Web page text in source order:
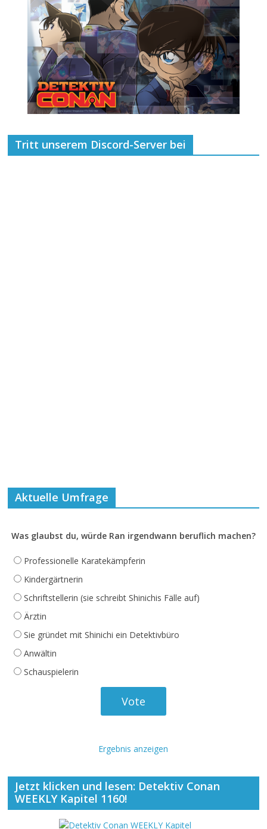
Tritt unserem Discord-Server bei
Aktuelle Umfrage
Was glaubst du, würde Ran irgendwann beruflich machen?
Professionelle Karatekämpferin
Kindergärtnerin
Schriftstellerin (sie schreibt Shinichis Fälle auf)
Ärztin
Sie gründet mit Shinichi ein Detektivbüro
Anwältin
Schauspielerin
Ergebnis anzeigen
Jetzt klicken und lesen: Detektiv Conan
WEEKLY Kapitel 1160!